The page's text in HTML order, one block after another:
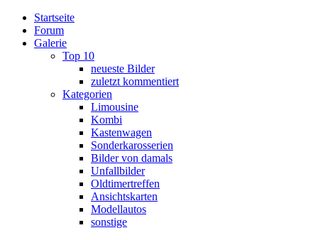
Startseite
Forum
Galerie
Top 10
neueste Bilder
zuletzt kommentiert
Kategorien
Limousine
Kombi
Kastenwagen
Sonderkarosserien
Bilder von damals
Unfallbilder
Oldtimertreffen
Ansichtskarten
Modellautos
sonstige